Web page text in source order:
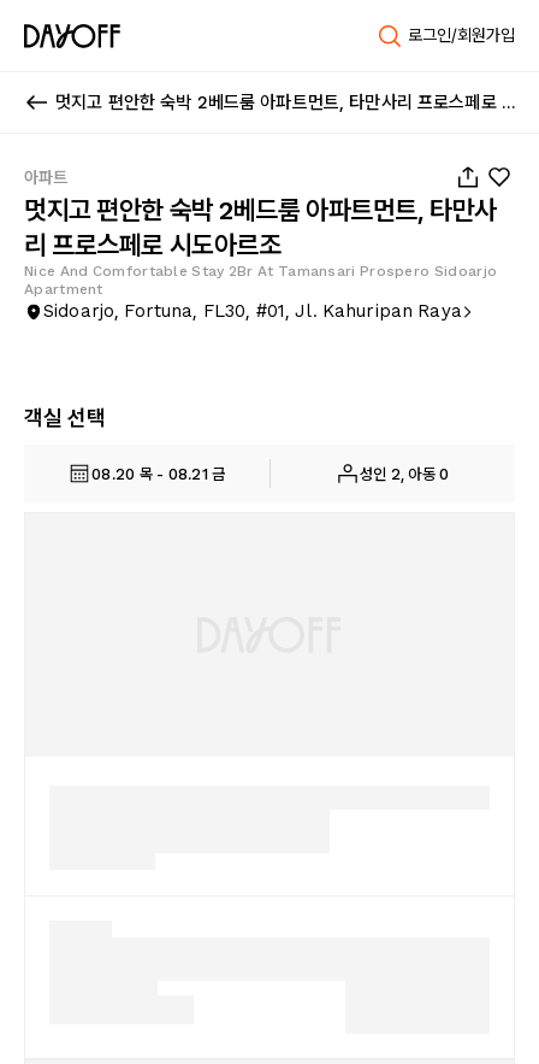
로그인/회원가입
멋지고 편안한 숙박 2베드룸 아파트먼트, 타만사리 프로스페로 시도아르조
아파트
멋지고 편안한 숙박 2베드룸 아파트먼트, 타만사
리 프로스페로 시도아르조
Nice And Comfortable Stay 2Br At Tamansari Prospero Sidoarjo
Apartment
Sidoarjo, Fortuna, FL30, #01, Jl. Kahuripan Raya
객실 선택
08.20 목 - 08.21 금 성인 2, 아동 0